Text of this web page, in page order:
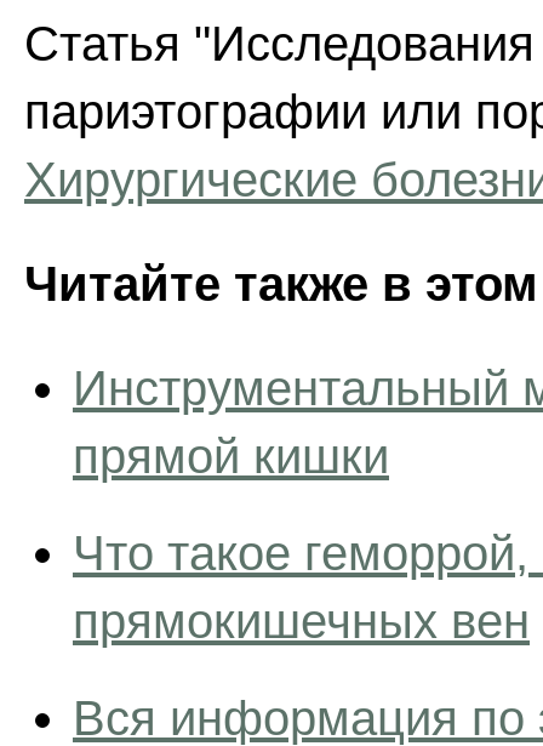
Статья
париэтографии или
Хирургические
Читайте также в
Инструментальный
прямой кишки
Что такое
прямокишечных вен
Вся информация по